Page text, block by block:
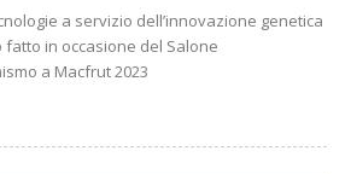
a servizio dell’innovazione genetica
in occasione del Salone
a Macfrut 2023